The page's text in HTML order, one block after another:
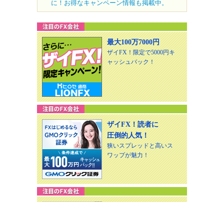
に！お得なキャンペーン情報も掲載中。
最大100万7000円
ザイFX！限定で5000円キ
ャッシュバック！
ザイFX！読者に
圧倒的人気！
狭いスプレッドと高いス
ワップが魅力！